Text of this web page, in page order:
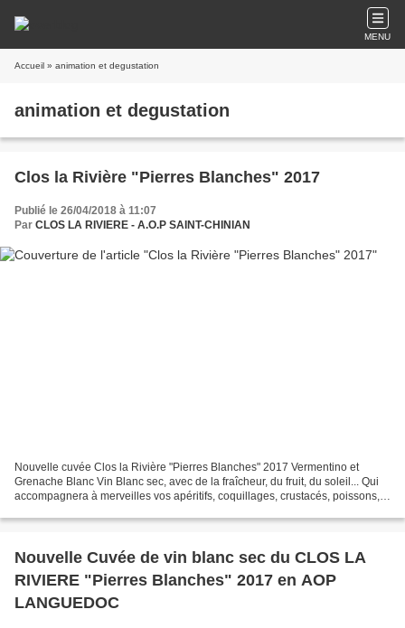
MENU
Accueil » animation et degustation
animation et degustation
Clos la Rivière "Pierres Blanches" 2017
Publié le 26/04/2018 à 11:07
Par CLOS LA RIVIERE - A.O.P SAINT-CHINIAN
Nouvelle cuvée Clos la Rivière "Pierres Blanches" 2017 Vermentino et
Grenache Blanc Vin Blanc sec, avec de la fraîcheur, du fruit, du soleil... Qui
accompagnera à merveilles vos apéritifs, coquillages, crustacés, poissons,
Nouvelle Cuvée de vin blanc sec du CLOS LA
RIVIERE "Pierres Blanches" 2017 en AOP
LANGUEDOC